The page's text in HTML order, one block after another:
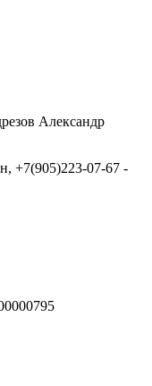
Александр
+7(905)223-07-67 -